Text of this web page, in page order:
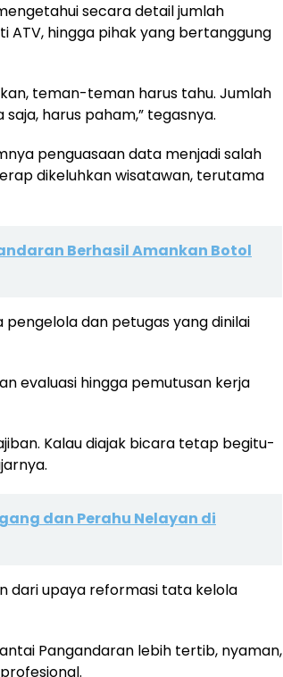
secara detail jumlah
ATV, hingga pihak yang bertanggung
teman-teman harus tahu. Jumlah
harus paham,” tegasnya.
penguasaan data menjadi salah
dikeluhkan wisatawan, terutama
Berhasil Amankan Botol
dan petugas yang dinilai
evaluasi hingga pemutusan kerja
Kalau diajak bicara tetap begitu-
dan Perahu Nelayan di
dari upaya reformasi tata kelola
Pangandaran lebih tertib, nyaman,